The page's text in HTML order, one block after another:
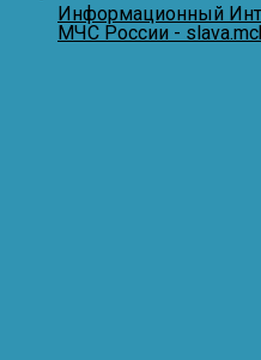
Информационный
МЧС России -